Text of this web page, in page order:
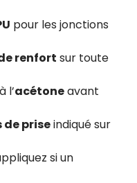
pour les jonctions
renfort sur toute
l’acétoneavant
de priseindiqué sur
si un